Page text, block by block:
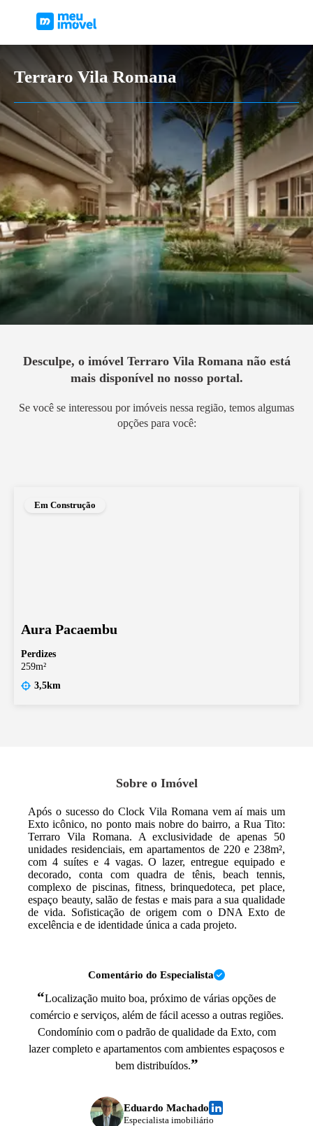
Terraro Vila Romana
Desculpe, o imóvel Terraro Vila Romananão está
mais disponível no nosso portal.
Se você se interessou por imóveis nessa região, temos algumas
opções para você:
Em Construção
Aura Pacaembu
Perdizes
259m²
3,5km
Sobre o Imóvel
Após o sucesso do Clock Vila Romana vem aí mais um
Exto icônico, no ponto mais nobre do bairro, a Rua Tito:
Terraro Vila Romana. A exclusividade de apenas 50
unidades residenciais, em apartamentos de 220 e 238m²,
com 4 suítes e 4 vagas. O lazer, entregue equipado e
decorado, conta com quadra de tênis, beach tennis,
complexo de piscinas, fitness, brinquedoteca, pet place,
espaço beauty, salão de festas e mais para a sua qualidade
de vida. Sofisticação de origem com o DNA Exto de
excelência e de identidade única a cada projeto.
Comentário do Especialista
“Localização muito boa, próximo de várias opções de
comércio e serviços, além de fácil acesso a outras regiões.
Condomínio com o padrão de qualidade da Exto, com
lazer completo e apartamentos com ambientes espaçosos e
bem distribuídos.”
Eduardo Machado
Especialista imobiliário